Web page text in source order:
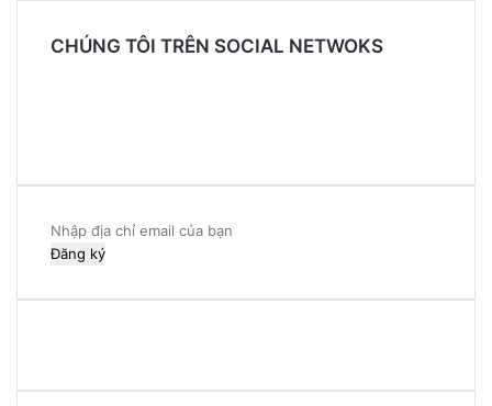
CHÚNG TÔI TRÊN SOCIAL NETWOKS
Nhập
địa
email